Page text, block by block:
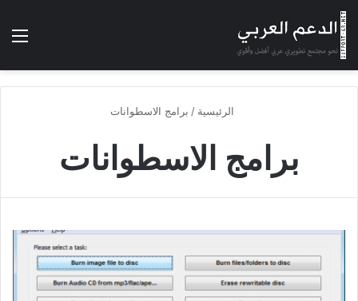
بحثالوضع
الرئيسية / برامج الاسطوانات
برامج الاسطوانات